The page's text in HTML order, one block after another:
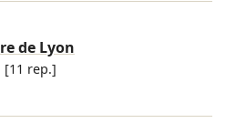
de Lyon
[11 rep.]